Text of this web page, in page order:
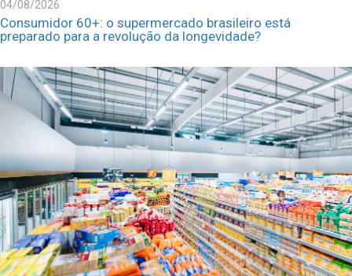
04/08/2026
Consumidor 60+: o supermercado brasileiro está
preparado para a revolução da longevidade?